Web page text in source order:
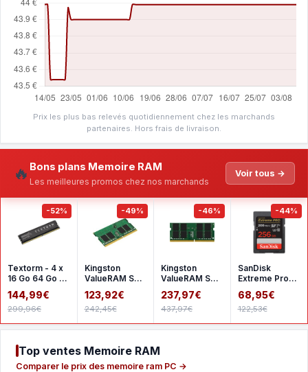
Prix les plus bas relevés quotidiennement chez les marchands
partenaires. Hors frais de livraison.
🔥 Bons plans Memoire RAM
Les meilleures promos chez nos marchands
Voir tous →
-52%
Textorm - 4 x
16 Go 64 Go -
MHz - CL19
144,99€
299,96€
-49%
Kingston
ValueRAM SO-
DDR4 3200
MHz CL22
123,92€
242,45€
-46%
Kingston
ValueRAM SO-
DDR4 3200
MHz CL22
237,97€
437,97€
-44%
SanDisk
Extreme Pro
256 Go
SDSDXXD-
68,95€
122,53€
Top ventes Memoire RAM
Comparer le prix des memoire ram PC →